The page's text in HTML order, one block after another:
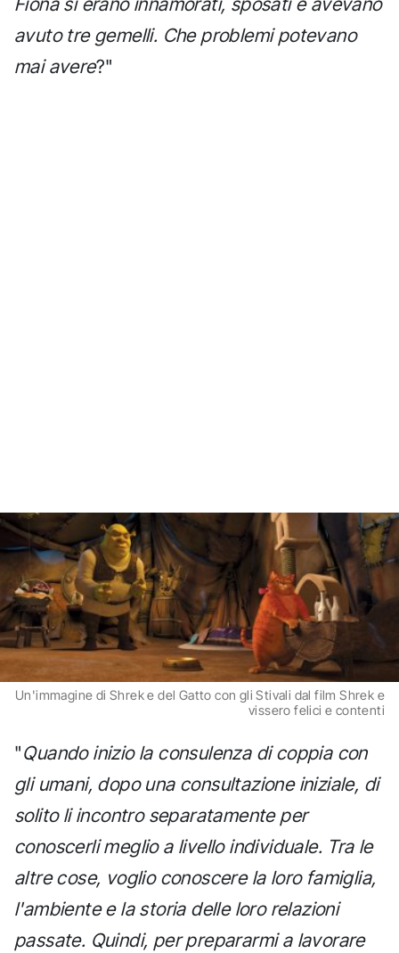
avuto tre gemelli. Che problemi potevano
mai avere?"
Un'immagine di Shrek e del Gatto con gli Stivali dal film Shrek e
vissero felici e contenti
"Quando inizio la consulenza di coppia con
gli umani, dopo una consultazione iniziale, di
solito li incontro separatamente per
conoscerli meglio a livello individuale. Tra le
altre cose, voglio conoscere la loro famiglia,
l'ambiente e la storia delle loro relazioni
passate. Quindi, per prepararmi a lavorare